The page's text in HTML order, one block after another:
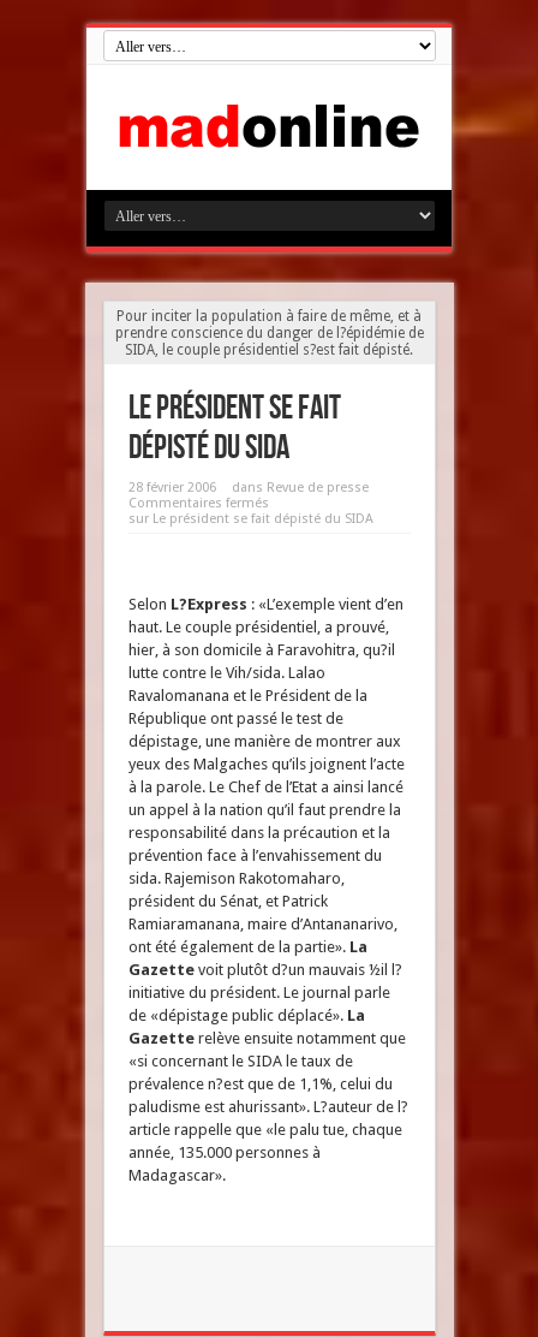
Pour inciter la population à faire de même, et à
prendre conscience du danger de l?épidémie de
SIDA, le couple présidentiel s?est fait dépisté.
Le président se fait
dépisté du SIDA
28 février 2006 dans Revue de presse
Commentaires fermés
sur Le président se fait dépisté du SIDA
Selon L?Express : «L’exemple vient d’en
haut. Le couple présidentiel, a prouvé,
hier, à son domicile à Faravohitra, qu?il
lutte contre le Vih/sida. Lalao
Ravalomanana et le Président de la
République ont passé le test de
dépistage, une manière de montrer aux
yeux des Malgaches qu’ils joignent l’acte
à la parole. Le Chef de l’Etat a ainsi lancé
un appel à la nation qu’il faut prendre la
responsabilité dans la précaution et la
prévention face à l’envahissement du
sida. Rajemison Rakotomaharo,
président du Sénat, et Patrick
Ramiaramanana, maire d’Antananarivo,
ont été également de la partie». La
Gazette voit plutôt d?un mauvais ½il l?
initiative du président. Le journal parle
de «dépistage public déplacé». La
Gazette relève ensuite notamment que
«si concernant le SIDA le taux de
prévalence n?est que de 1,1%, celui du
paludisme est ahurissant». L?auteur de l?
article rappelle que «le palu tue, chaque
année, 135.000 personnes à
Madagascar».